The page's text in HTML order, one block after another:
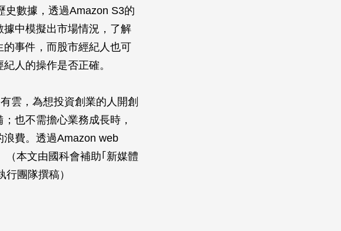
史數據，透過Amazon S3的
中模擬出市場情況，了解
事件，而股市經紀人也可
人的操作是否正確。
雲，為想投資創業的人開創
也不需擔心業務成長時，
費。透過Amazon web
（本文由國科會補助｢新媒體
團隊撰稿）